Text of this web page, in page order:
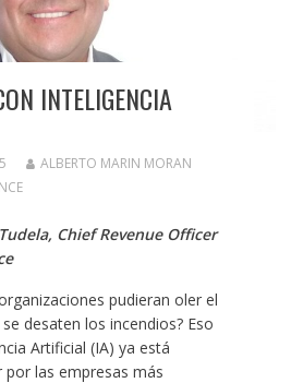
INTELIGENCIA
ALBERTO MARIN MORAN
Chief Revenue Officer
pudieran oler el
desaten los incendios? Eso
Artificial (IA) ya está
las empresas más